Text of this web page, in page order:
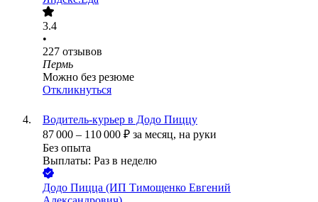
3.4
•
227 отзывов
Пермь
Можно без резюме
Откликнуться
Водитель-курьер в Додо Пиццу
87 000 – 110 000 ₽ за месяц, на руки
Без опыта
Выплаты: Раз в неделю
Додо Пицца (ИП Тимощенко Евгений